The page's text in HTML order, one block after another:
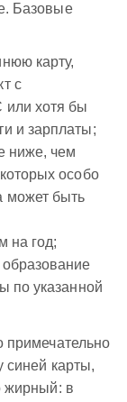
Базовые
карту,
с
или хотя бы
и зарплаты;
ниже, чем
особо
может быть
на год;
по указанной
примечательно
синей карты,
жирный: в